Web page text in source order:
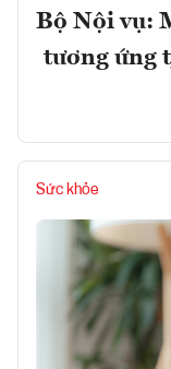
Bộ Nội vụ:
tương ứng
Sức khỏe